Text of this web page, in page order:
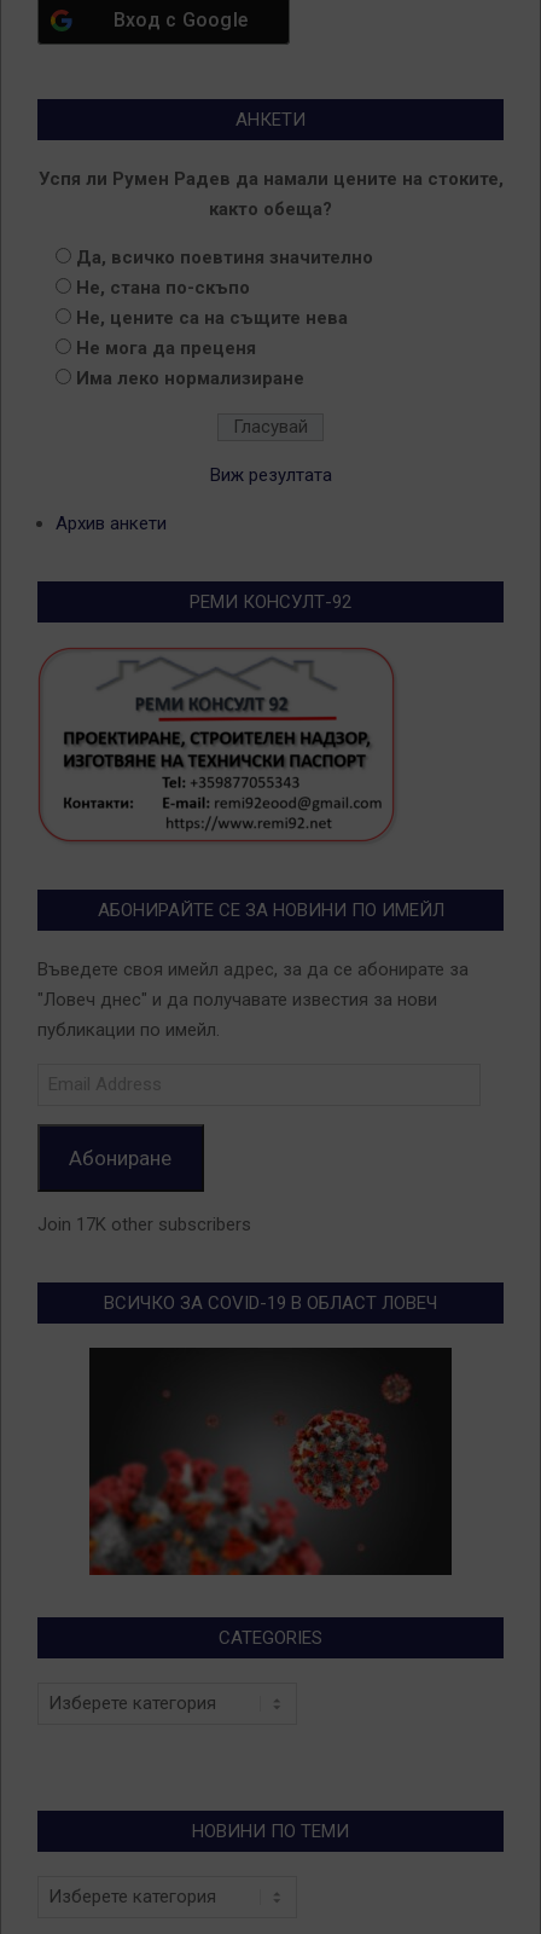
Вход с Google
АНКЕТИ
Успя ли Румен Радев да намали цените на стоките,
както обеща?
Да, всичко поевтиня значително
Не, стана по-скъпо
Не, цените са на същите нева
Не мога да преценя
Има леко нормализиране
Виж резултата
Архив анкети
РЕМИ КОНСУЛТ-92
АБОНИРАЙТЕ СЕ ЗА НОВИНИ ПО ИМЕЙЛ
Въведете своя имейл адрес, за да се абонирате за
"Ловеч днес" и да получавате известия за нови
публикации по имейл.
Абониране
Join 17K other subscribers
ВСИЧКО ЗА COVID-19 В ОБЛАСТ ЛОВЕЧ
CATEGORIES
Categories
НОВИНИ ПО ТЕМИ
Новини